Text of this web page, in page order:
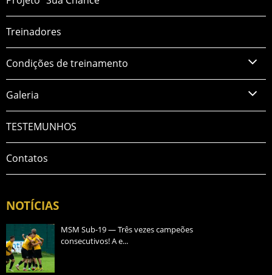
NOTÍCIAS
MSM Sub-19 — Três vezes campeões
consecutivos! A e...
Treinadores
Condições de treinamento
Galeria
TESTEMUNHOS
Contatos